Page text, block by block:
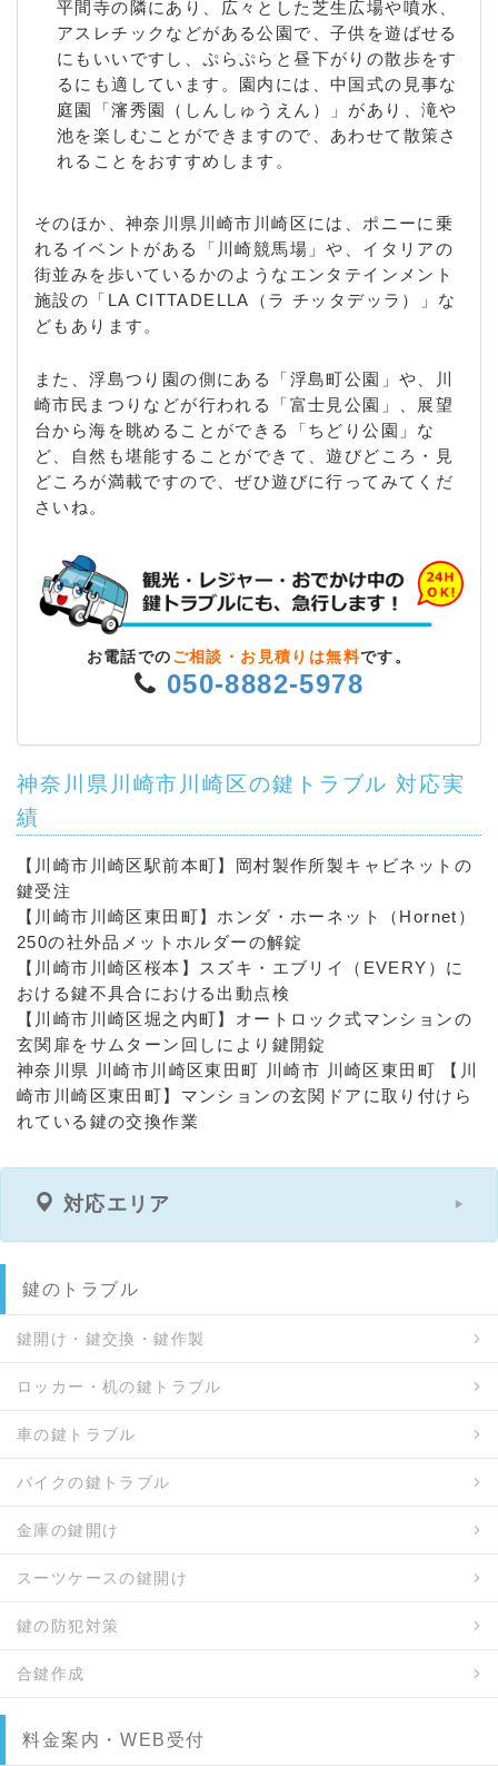
平間寺の隣にあり、広々とした芝生広場や噴水、
アスレチックなどがある公園で、子供を遊ばせる
にもいいですし、ぷらぷらと昼下がりの散歩をす
るにも適しています。園内には、中国式の見事な
庭園「瀋秀園（しんしゅうえん）」があり、滝や
池を楽しむことができますので、あわせて散策さ
れることをおすすめします。
そのほか、神奈川県川崎市川崎区には、ポニーに乗
れるイベントがある「川崎競馬場」や、イタリアの
街並みを歩いているかのようなエンタテインメント
施設の「LA CITTADELLA（ラ チッタデッラ）」な
どもあります。
また、浮島つり園の側にある「浮島町公園」や、川
崎市民まつりなどが行われる「富士見公園」、展望
台から海を眺めることができる「ちどり公園」な
ど、自然も堪能することができて、遊びどころ・見
どころが満載ですので、ぜひ遊びに行ってみてくだ
さいね。
お電話での ご相談・お見積りは無料です。
050-8882-5978
神奈川県川崎市川崎区の鍵トラブル 対応実
績
【川崎市川崎区駅前本町】岡村製作所製キャビネットの
鍵受注
【川崎市川崎区東田町】ホンダ・ホーネット（Hornet）
250の社外品メットホルダーの解錠
【川崎市川崎区桜本】スズキ・エブリイ（EVERY）に
おける鍵不具合における出動点検
【川崎市川崎区堀之内町】オートロック式マンションの
玄関扉をサムターン回しにより鍵開錠
神奈川県 川崎市川崎区東田町 川崎市 川崎区東田町 【川
崎市川崎区東田町】マンションの玄関ドアに取り付けら
れている鍵の交換作業
対応エリア
鍵のトラブル
鍵開け・鍵交換・鍵作製
ロッカー・机の鍵トラブル
車の鍵トラブル
バイクの鍵トラブル
金庫の鍵開け
スーツケースの鍵開け
鍵の防犯対策
合鍵作成
料金案内・WEB受付